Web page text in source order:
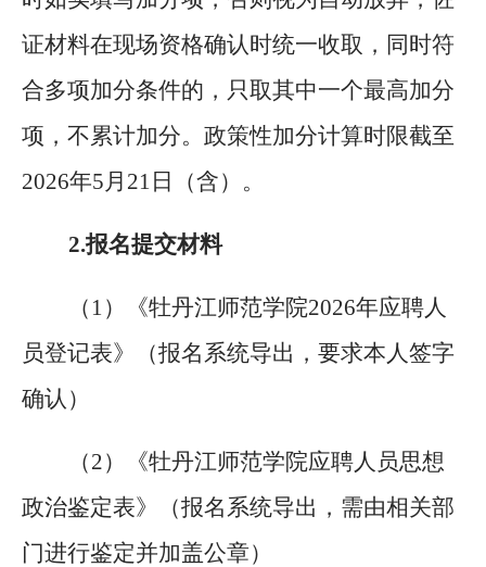
证材料在现场资格确认时统一收取，同时符
合多项加分条件的，只取其中一个最高加分
项，不累计加分。政策性加分计算时限截至
2026年5月21日（含）。
2.报名提交材料
（1） 《牡丹江师范学院2026年应聘人
员登记表》（报名系统导出，要求本人签字
确认）
（2）
《牡丹江师范学院应聘人员思想
政治鉴定表》（报名系统导出，需由相关部
门进行鉴定并加盖公章）